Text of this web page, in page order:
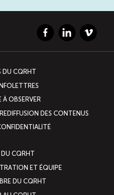
FacebookLinkedInVimeo
DU CQRHT
OBSERVER
DES CONTENUS
CQRHT
ET ÉQUIPE
DU CQRHT